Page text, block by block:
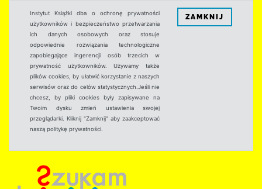
Instytut Książki dba o ochronę prywatności
użytkowników i bezpieczeństwo przetwarzania
ich danych osobowych oraz stosuje
odpowiednie rozwiązania technologiczne
zapobiegające ingerencji osób trzecich w
prywatność użytkowników. Używamy także
plików cookies, by ułatwić korzystanie z naszych
serwisów oraz do celów statystycznych.Jeśli nie
chcesz, by pliki cookies były zapisywane na
Twoim dysku zmień ustawienia swojej
przeglądarki. Kliknij "Zamknij" aby zaakceptować
naszą politykę prywatności.
ZAMKNIJ